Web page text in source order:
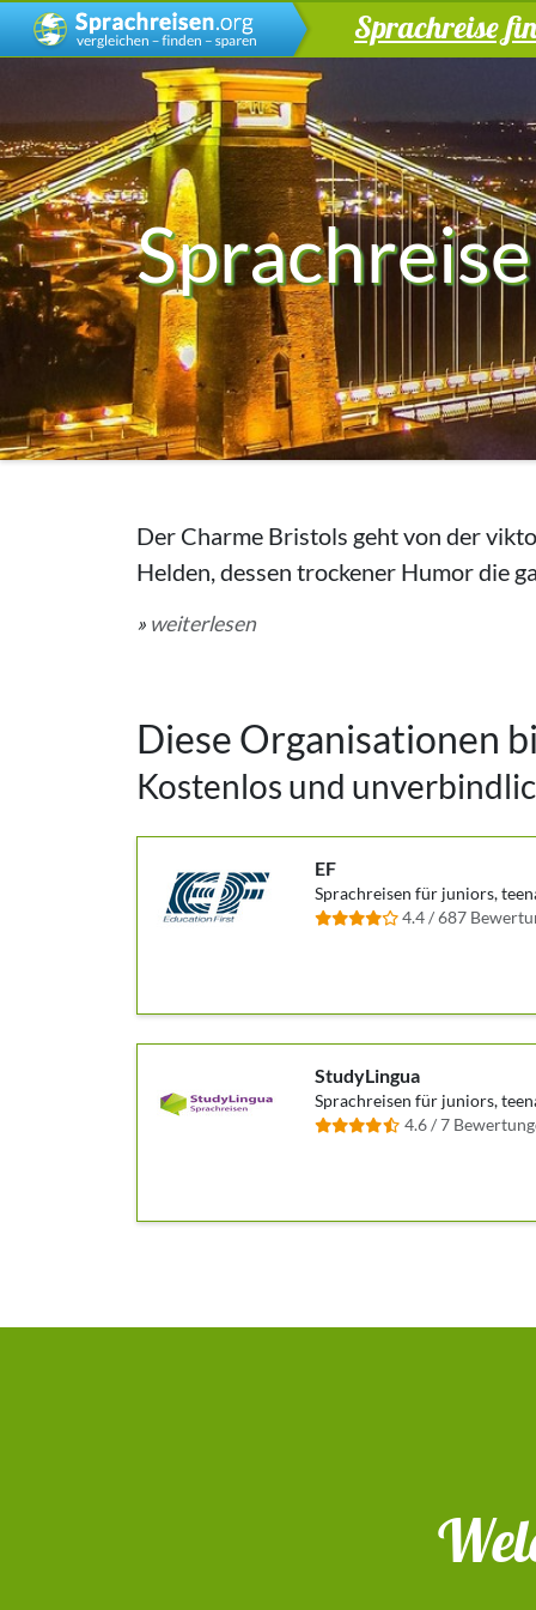
Sprachreise
Der Charme Bristols geht von der
Helden, dessen trockener Humor die
» weiterlesen
Diese Organisationen
Kostenlos und
EF
Sprachreisen für juniors,
4.4 / 687
StudyLingua
Sprachreisen für juniors,
4.6 / 7